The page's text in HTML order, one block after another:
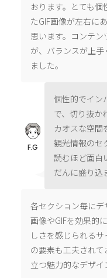
おります。とても
たGIF画像が左右に
思います。コンテ
が、バランスが上
ました。
個性的でイン
で、切り抜か
カオスな空間
観光情報のセ
読むほど面白
だんに盛り込
F.G
各セクション毎にデ
画像やGIFを効果的
しさを感じられる
の要素も工夫され
立つ魅力的なデザイ